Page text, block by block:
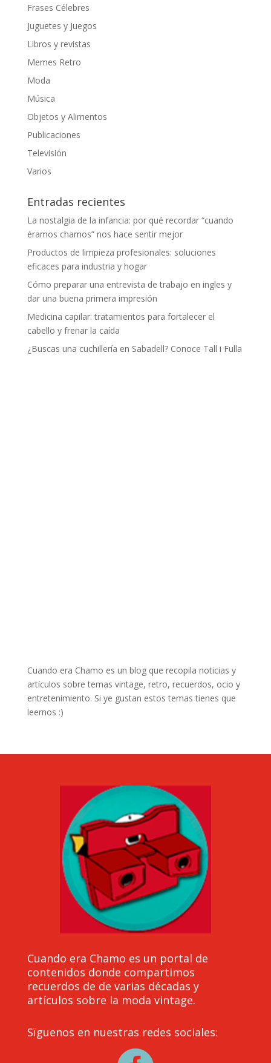
Frases Célebres
Juguetes y Juegos
Libros y revistas
Memes Retro
Moda
Música
Objetos y Alimentos
Publicaciones
Televisión
Varios
Entradas recientes
La nostalgia de la infancia: por qué recordar “cuando
éramos chamos” nos hace sentir mejor
Productos de limpieza profesionales: soluciones
eficaces para industria y hogar
Cómo preparar una entrevista de trabajo en ingles y
dar una buena primera impresión
Medicina capilar: tratamientos para fortalecer el
cabello y frenar la caída
¿Buscas una cuchillería en Sabadell? Conoce Tall i Fulla
Cuando era Chamo es un blog que recopila noticias y
artículos sobre temas vintage, retro, recuerdos, ocio y
entretenimiento. Si ye gustan estos temas tienes que
leernos :)
Cuando era Chamo es un portal de
contenidos donde compartimos
recuerdos de de varias décadas y
artículos sobre la moda vintage.
Sïguenos en nuestras redes sociales: